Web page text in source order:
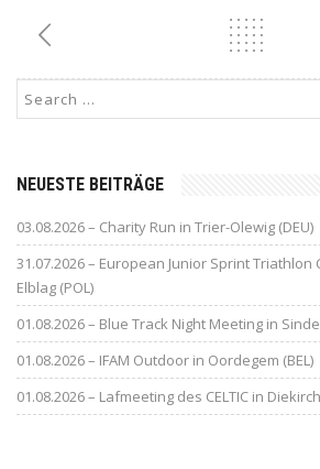
NEUESTE BEITRÄGE
03.08.2026 – Charity Run in Trier-Olewig (DEU)
31.07.2026 – European Junior Sprint
Elblag (POL)
01.08.2026 – Blue Track Night Meeting in
01.08.2026 – IFAM Outdoor in Oordegem (BEL)
01.08.2026 – Lafmeeting des CELTIC in Diekirch